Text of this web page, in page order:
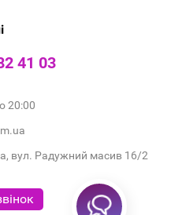
41 03
20:00
вул. Радужний масив 16/2